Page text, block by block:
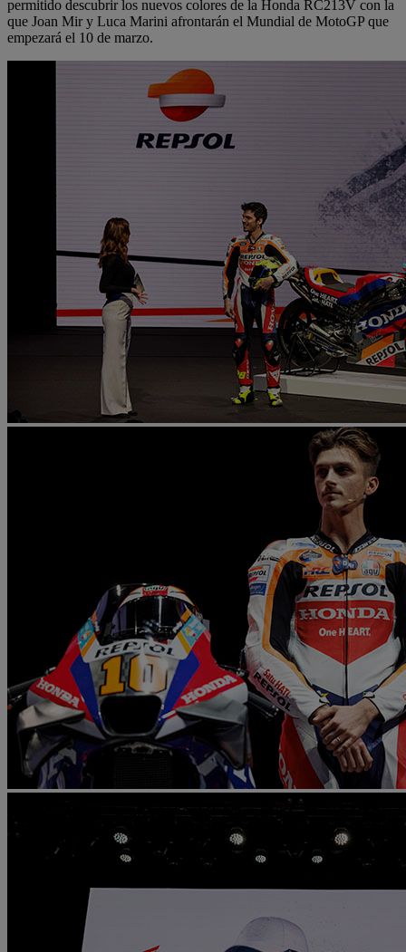
permitido descubrir los nuevos colores de la Honda RC213V con la
que Joan Mir y Luca Marini afrontarán el Mundial de MotoGP que
empezará el 10 de marzo.